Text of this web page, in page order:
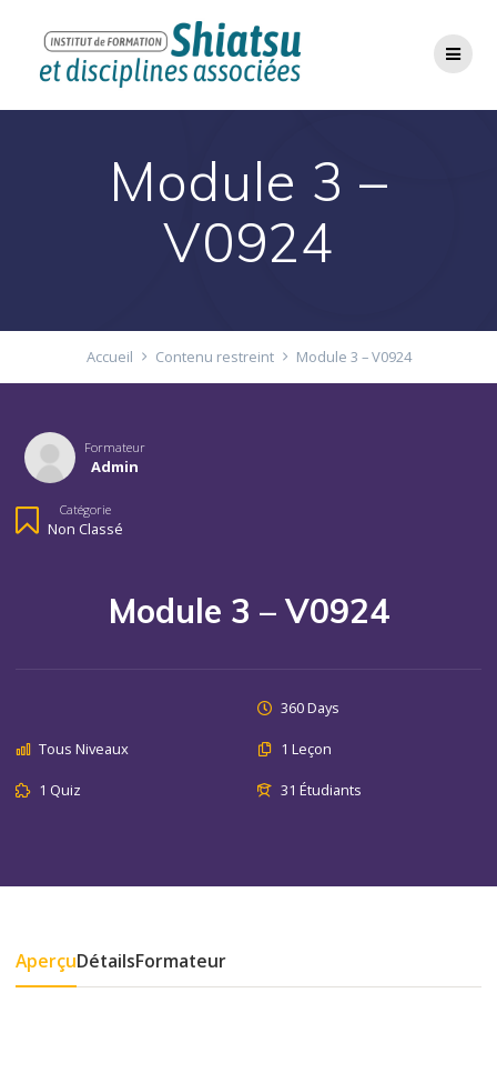
au
contenu
Module 3 –
V0924
Accueil Contenu restreint Module 3 – V0924
Formateur
Admin
Catégorie
Non Classé
Module 3 – V0924
360 Days
Tous Niveaux 1 Leçon
1 Quiz 31 Étudiants
AperçuDétailsFormateur